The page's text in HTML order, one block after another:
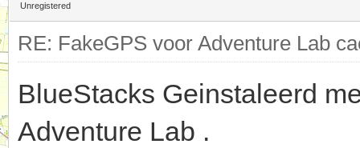
Unregistered
RE: FakeGPS voor Adventure Lab
BlueStacks Geinstaleerd
Adventure Lab .